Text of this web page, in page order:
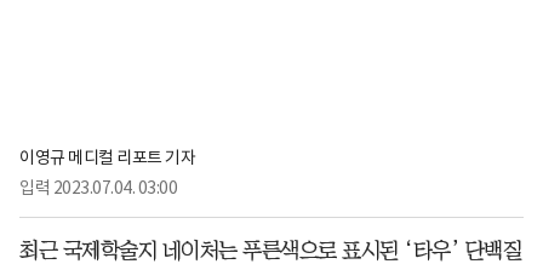
이영규 메디컬 리포트 기자
입력 2023.07.04. 03:00
최근 국제학술지 네이처는 푸른색으로 표시된 ‘타우’ 단백질